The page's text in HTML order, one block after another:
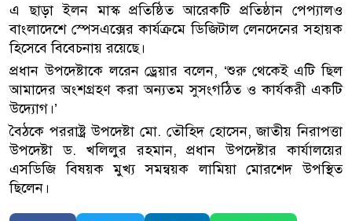
এ ছাড়া ইলন মাস্ক প্রতিষ্ঠিত আরেকটি প্রতিষ্ঠান পেপ্যালও
বাংলাদেশে স্পেসএক্সের কার্যক্রমে ডিজিটাল লেনদেনের সহায়ক
হিসেবে বিবেচনায় রয়েছে।
প্রধান উপদেষ্টাকে লরেন ড্রেয়ার বলেন, ‘শুরু থেকেই এটি ছিল
আমাদের অংশগ্রহণ করা অন্যতম সুসংগঠিত ও কার্যকরী একটি
উদ্যোগ।’
বৈঠকে পররাষ্ট্র উপদেষ্টা মো. তৌহিদ হোসেন, জাতীয় নিরাপত্তা
উপদেষ্টা ড. খলিলুর রহমান, প্রধান উপদেষ্টার কার্যালয়ের
এসডিজি বিষয়ক মুখ্য সমন্বয়ক লামিয়া মোরশেদ উপস্থিত
ছিলেন।